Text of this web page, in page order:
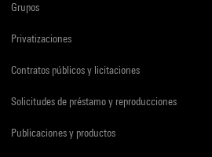
Grupos
Privatizaciones
Contratos públicos y licitaciones
Solicitudes de préstamo y reproducciones
Publicaciones y productos